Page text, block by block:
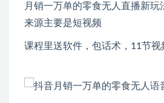
月销一万单的零食无人直播新
来源主要是短视频
课程里送软件，包话术，11节视